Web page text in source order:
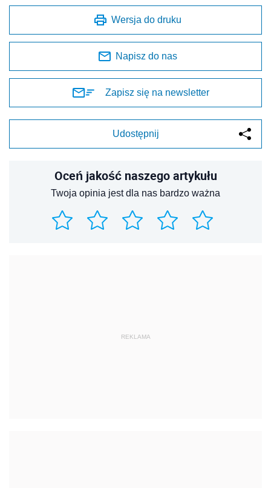
Wersja do druku
Napisz do nas
Zapisz się na newsletter
Udostępnij
Oceń jakość naszego artykułu
Twoja opinia jest dla nas bardzo ważna
REKLAMA